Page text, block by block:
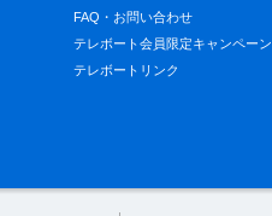
FAQ・お問い合わせ
テレボート会員限定キャンペーン
テレボートリンク